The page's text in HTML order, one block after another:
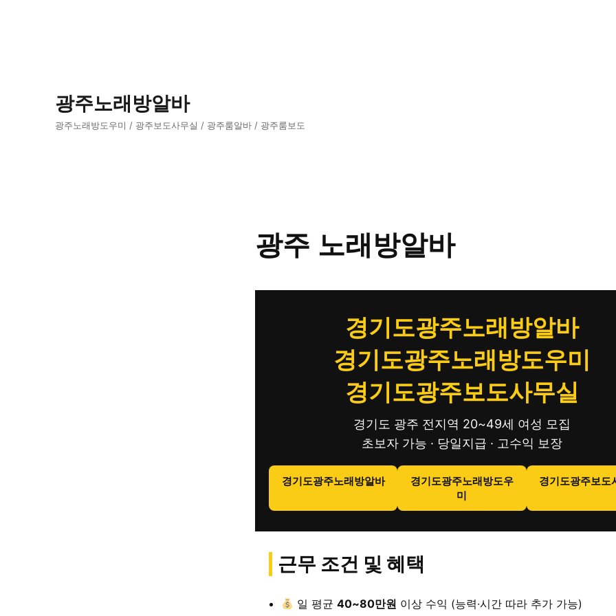
광주노래방알바
광주노래방도우미 / 광주보도사무실 / 광주룸알바 / 광주룸보도
광주 노래방알바
경기도광주노래방알바
경기도광주노래방도우미
경기도광주보도사무실
경기도 광주 전지역 20~49세 여성 모집
초보자 가능 · 당일지급 · 고수익 보장
경기도광주노래방알바
경기도광주노래방도우
미
경기도광주보도
근무 조건 및 혜택
일 평균40~80만원 이상 수익 (능력·시간 따라 추가 가능)